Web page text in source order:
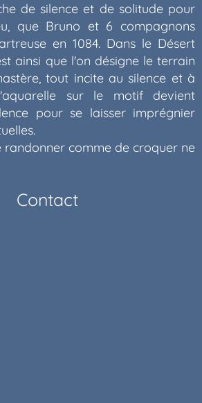
de silence et de solitude pour
que Bruno et 6 compagnons
en 1084. Dans le Désert
ainsi que l'on désigne le terrain
tout incite au silence et à
sur le motif devient
pour se laisser imprégnier
randonner comme de croquer ne
Contact